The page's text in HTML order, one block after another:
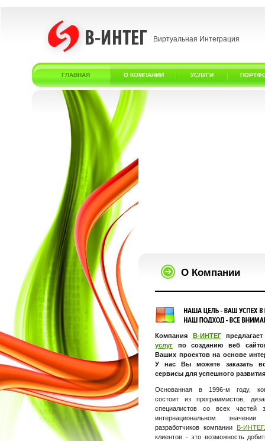
Виртуальная Интеграция
ГЛАВНАЯ О КОМПАНИИ УСЛУГИ
О Компании
Компания В-ИНТЕГ
услуг по созданию веб
Ваших проектов на основе
У нас Вы можете заказать
сервисы для успешного
Основанная в 1996-м году,
состоит из программистов,
специалистов со всех частей
интернациональном
разработчиков компании В-ИНТЕГ
клиентов - это возможность